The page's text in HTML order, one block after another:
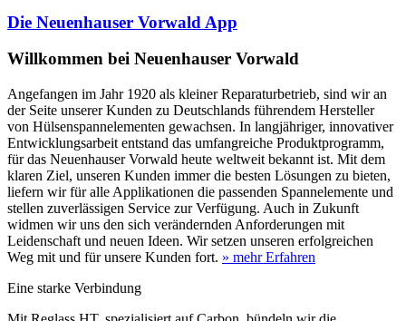
Die Neuenhauser Vorwald App
Willkommen bei Neuenhauser Vorwald
Angefangen im Jahr 1920 als kleiner Reparaturbetrieb, sind wir an
der Seite unserer Kunden zu Deutschlands führendem Hersteller
von Hülsenspannelementen gewachsen. In langjähriger, innovativer
Entwicklungsarbeit entstand das umfangreiche Produktprogramm,
für das Neuenhauser Vorwald heute weltweit bekannt ist. Mit dem
klaren Ziel, unseren Kunden immer die besten Lösungen zu bieten,
liefern wir für alle Applikationen die passenden Spannelemente und
stellen zuverlässigen Service zur Verfügung. Auch in Zukunft
widmen wir uns den sich verändernden Anforderungen mit
Leidenschaft und neuen Ideen. Wir setzen unseren erfolgreichen
Weg mit und für unsere Kunden fort. » mehr Erfahren
Eine starke Verbindung